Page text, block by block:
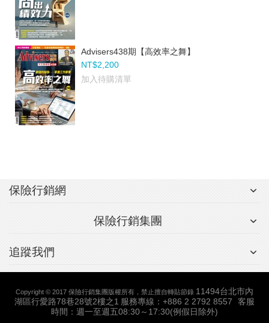
Advisers438期【高效率之舞】
NT$2,200
加入待購清單
保險行銷網
保險行銷集團
追蹤我們
Copyright © 2017 保險行銷集團版權所有，禁止擅自轉貼節錄 11494台北市內
湖區行愛路78巷28號2樓之1 服務專線：+886 2 2792 8557
客服
時間：週一至週五08:30～17:30(例假日除外)